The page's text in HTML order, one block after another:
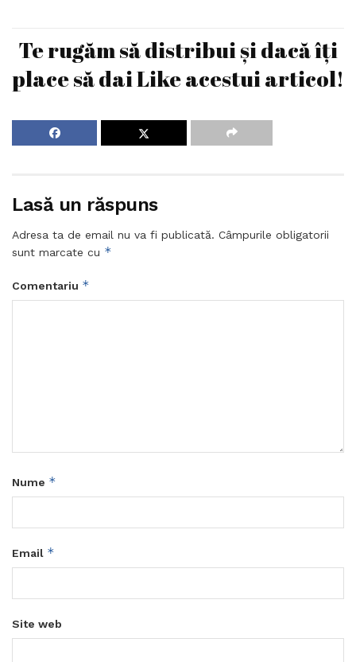
Te rugăm să distribui și dacă îți
place să dai Like acestui articol!
Lasă un răspuns
Adresa ta de email nu va fi publicată. Câmpurile obligatorii
sunt marcate cu *
Comentariu *
Nume *
Email *
Site web